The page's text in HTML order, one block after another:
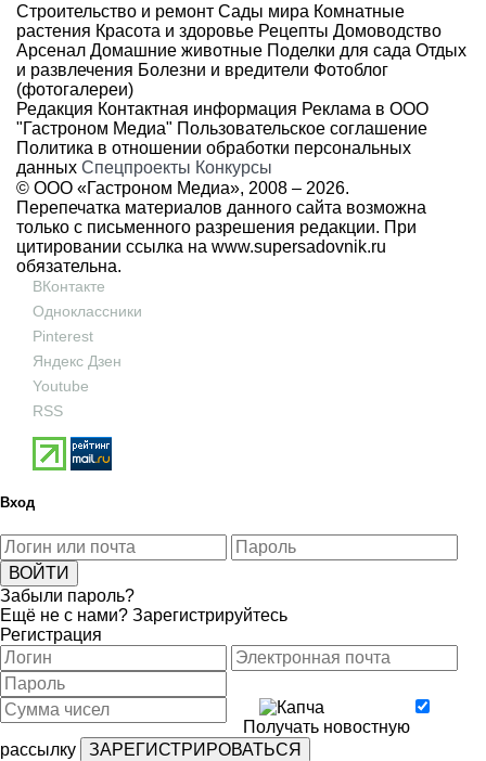
Строительство и ремонт Сады мира Комнатные
растения Красота и здоровье Рецепты Домоводство
Арсенал Домашние животные Поделки для сада Отдых
и развлечения Болезни и вредители Фотоблог
(фотогалереи)
Редакция Контактная информация Реклама в ООО
"Гастроном Медиа" Пользовательское соглашение
Политика в отношении обработки персональных
данных Спецпроекты Конкурсы
© ООО «Гастроном Медиа», 2008 – 2026.
Перепечатка материалов данного сайта возможна
только с письменного разрешения редакции. При
цитировании ссылка на www.supersadovnik.ru
обязательна.
ВКонтакте
Одноклассники
Pinterest
Яндекс Дзен
Youtube
RSS
Вход
Забыли пароль?
Ещё не с нами? Зарегистрируйтесь
Регистрация
Получать новостную
рассылку